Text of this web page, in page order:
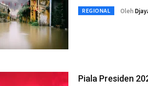
REGIONAL Oleh
Piala Presiden